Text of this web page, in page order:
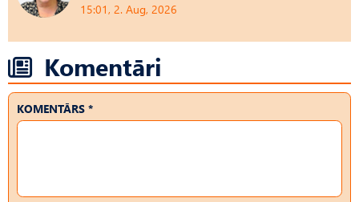
15:01, 2. Aug, 2026
Komentāri
KOMENTĀRS *